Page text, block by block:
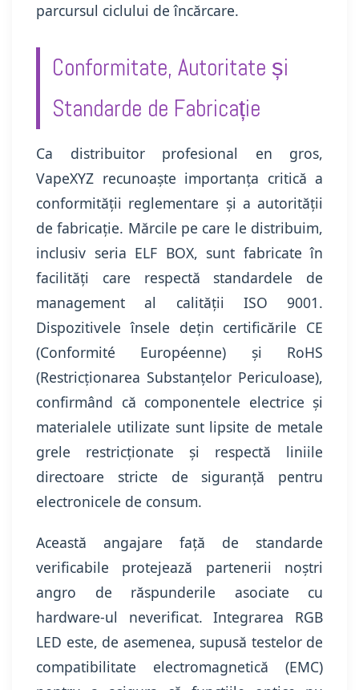
parcursul ciclului de încărcare.
Conformitate, Autoritate și
Standarde de Fabricație
Ca distribuitor profesional en gros,
VapeXYZ recunoaște importanța critică a
conformității reglementare și a autorității
de fabricație. Mărcile pe care le distribuim,
inclusiv seria ELF BOX, sunt fabricate în
facilități care respectă standardele de
management al calității ISO 9001.
Dispozitivele însele dețin certificările CE
(Conformité Européenne) și RoHS
(Restricționarea Substanțelor Periculoase),
confirmând că componentele electrice și
materialele utilizate sunt lipsite de metale
grele restricționate și respectă liniile
directoare stricte de siguranță pentru
electronicele de consum.
Această angajare față de standarde
verificabile protejează partenerii noștri
angro de răspunderile asociate cu
hardware-ul neverificat. Integrarea RGB
LED este, de asemenea, supusă testelor de
compatibilitate electromagnetică (EMC)